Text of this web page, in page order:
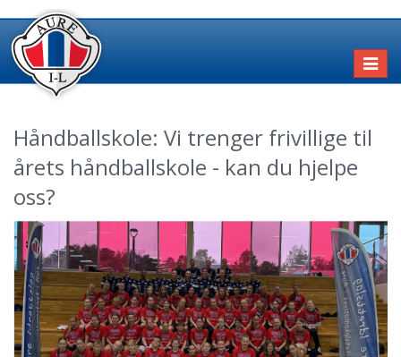
Håndballskole: Vi trenger frivillige til
årets håndballskole - kan du hjelpe
oss?